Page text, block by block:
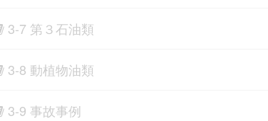
3-7 第３石油類
3-8 動植物油類
3-9 事故事例